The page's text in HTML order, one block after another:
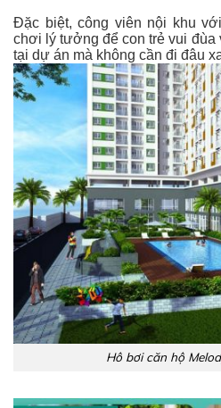
Đặc biệt, công viên nội khu
chơi lý tưởng để con trẻ vui đùa
tại dự án mà không cần đi đâu
Hô bơi căn hộ